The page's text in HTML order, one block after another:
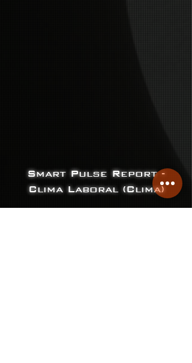
Smart Pulse Report -
Clima Laboral (Clima)